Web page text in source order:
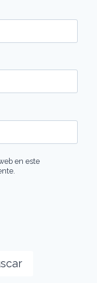
en este